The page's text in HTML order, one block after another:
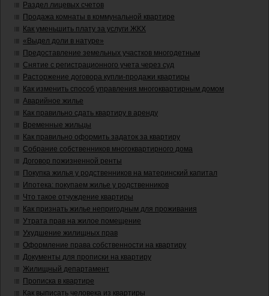
Раздел лицевых счетов
Продажа комнаты в коммунальной квартире
Как уменьшить плату за услуги ЖКХ
«Выдел доли в натуре»
Предоставление земельных участков многодетным
Снятие с регистрационного учета через суд
Расторжение договора купли-продажи квартиры
Как изменить способ управления многоквартирным домом
Аварийное жилье
Как правильно сдать квартиру в аренду
Временные жильцы
Как правильно оформить задаток за квартиру
Собрание собственников многоквартирного дома
Договор пожизненной ренты
Покупка жилья у родственников на материнский капитал
Ипотека: покупаем жилье у родственников
Что такое отчуждение квартиры
Как признать жилье непригодным для проживания
Утрата прав на жилое помещение
Ухудшение жилищных прав
Оформление права собственности на квартиру
Документы для прописки на квартиру
Жилищный департамент
Прописка в квартире
Как выписать человека из квартиры